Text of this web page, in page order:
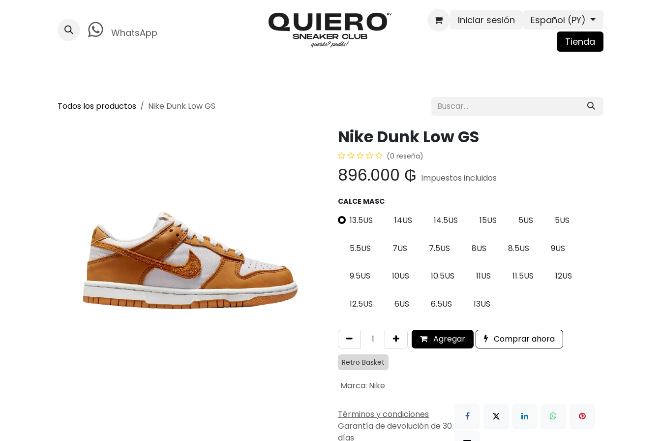
WhatsApp
Iniciar sesión
Español (PY)
Tienda
Todos los productos Nike Dunk Low GS
Nike Dunk Low GS
(0 reseña)
896.000 ₲ Impuestos incluidos
CALCE MASC
13.5US 14US 14.5US 15US 5US 5US
5.5US 7US 7.5US 8US 8.5US 9US
9.5US 10US 10.5US 11US 11.5US 12US
12.5US 6US 6.5US 13US
Agregar Comprar ahora
Retro Basket
Marca: Nike
Términos y condiciones
Garantía de devolución de 30
días